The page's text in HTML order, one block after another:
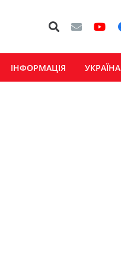
ІНФОРМАЦІЯ УКРАЇНА